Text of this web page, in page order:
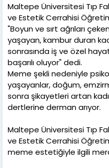
Maltepe Üniversitesi Tıp
ve Estetik Cerrahisi
"Boyun ve sırt ağrıları
yaşayan, kambur duran
sonrasında iş ve özel
başarılı oluyor" dedi.
Meme şekli nedeniyle
yaşayanlar, doğum,
sonra şikayetleri artan
dertlerine derman arıyor.
Maltepe Üniversitesi Tıp
ve Estetik Cerrahisi
meme estetiğiyle ilgili